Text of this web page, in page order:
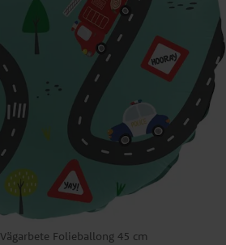
Vägarbete Folieballong 45 cm